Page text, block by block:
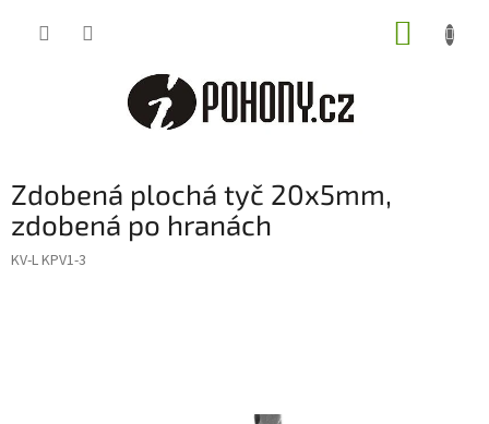
Zdobená plochá tyč 20x5mm,
zdobená po hranách
KV-L KPV1-3